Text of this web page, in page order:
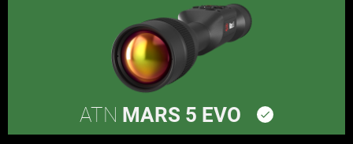
ATN MARS 5 EVO done